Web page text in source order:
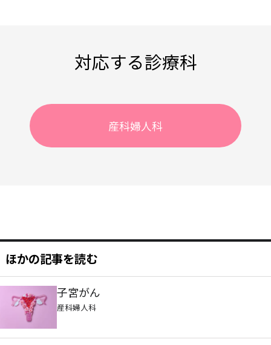
対応する診療科
産科婦人科
ほかの記事を読む
子宮がん
産科婦人科